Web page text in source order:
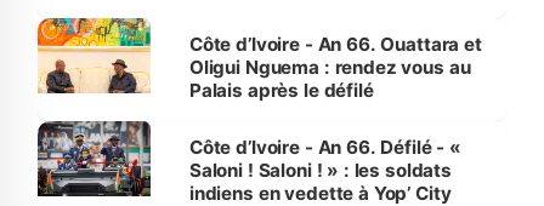
Côte d’Ivoire - An 66. Ouattara et
Oligui Nguema : rendez vous au
Palais après le défilé
Côte d’Ivoire - An 66. Défilé - «
Saloni ! Saloni ! » : les soldats
indiens en vedette à Yop’ City